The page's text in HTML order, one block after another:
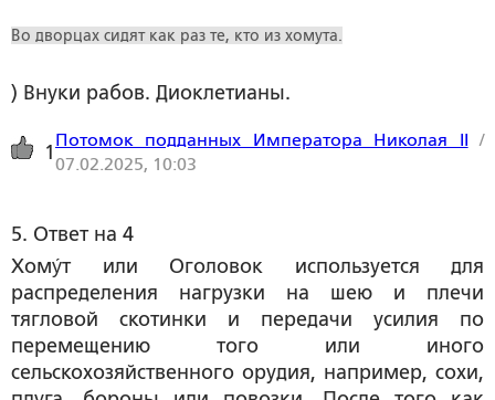
Во дворцах сидят как раз те, кто из хомута.
) Внуки рабов. Диоклетианы.
1
Потомок подданных Императора Николая II /
07.02.2025, 10:03
5. Ответ на 4
Хому́т или Оголовок используется для
распределения нагрузки на шею и плечи
тягловой скотинки и передачи усилия по
перемещению того или иного
сельскохозяйственного орудия, например, сохи,